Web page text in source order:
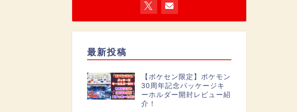
最新投稿
【ポケセン限定】ポケモン
30周年記念パッケージキ
ーホルダー開封レビュー紹
介！